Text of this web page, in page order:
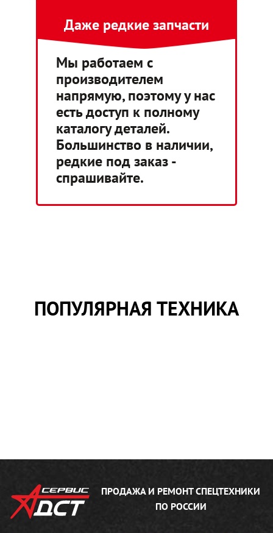
Даже редкие запчасти
Мы работаем с
производителем
напрямую, поэтому у нас
есть доступ к полному
каталогу деталей.
Большинство в наличии,
редкие под заказ -
спрашивайте.
ПОПУЛЯРНАЯ ТЕХНИКА
ПРОДАЖА И РЕМОНТСПЕЦТЕХНИКИ
ПО РОССИИ